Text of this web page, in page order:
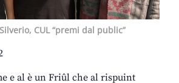
CUL “premi dal public”
e al è un Friûl che al rispuint